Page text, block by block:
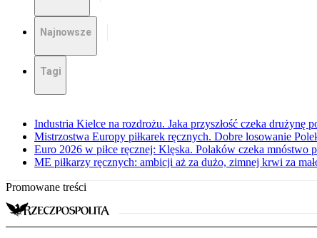
Najnowsze
Tagi
Industria Kielce na rozdrożu. Jaka przyszłość czeka drużynę
Mistrzostwa Europy piłkarek ręcznych. Dobre losowanie
Euro 2026 w piłce ręcznej: Klęska. Polaków czeka mnóstwo
ME piłkarzy ręcznych: ambicji aż za dużo, zimnej krwi za
Promowane treści